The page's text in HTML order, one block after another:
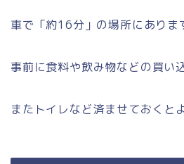
車で「約16分」の場所にありま
事前に食料や飲み物などの買い込
またトイレなど済ませておくと